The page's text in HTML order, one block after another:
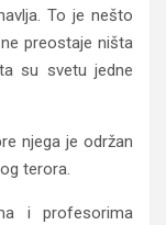
To je nešto
preostaje ništa
su svetu jedne
njega je održan
terora.
i profesorima